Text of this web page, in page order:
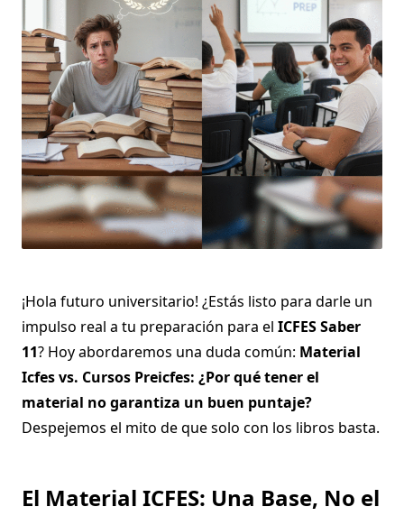
¡Hola futuro universitario! ¿Estás listo para darle un
impulso real a tu preparación para el ICFES Saber
11? Hoy abordaremos una duda común: Material
Icfes vs. Cursos Preicfes: ¿Por qué tener el
material no garantiza un buen puntaje?
Despejemos el mito de que solo con los libros basta.
El Material ICFES: Una Base, No el